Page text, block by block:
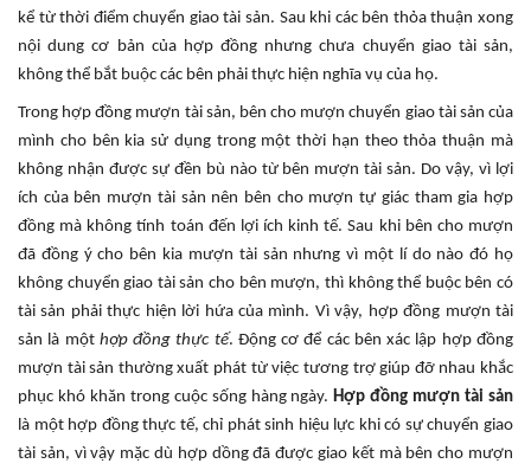
kể từ thời điểm chuyển giao tài sản. Sau khi các bên thỏa thuận xong
nội dung cơ bản của hợp đồng nhưng chưa chuyển giao tài sản,
không thể bắt buộc các bên phải thực hiện nghĩa vụ của họ.
Trong hợp đồng mượn tài sản, bên cho mượn chuyển giao tài sản của
mình cho bên kia sử dụng trong một thời hạn theo thỏa thuận mà
không nhận được sự đền bù nào từ bên mượn tài sản. Do vậy, vì lợi
ích của bên mượn tài sản nên bên cho mượn tự giác tham gia hợp
đồng mà không tính toán đến lợi ích kinh tế. Sau khi bên cho mượn
đã đồng ý cho bên kia mượn tài sản nhưng vì một lí do nào đó họ
không chuyển giao tài sản cho bên mượn, thì không thể buộc bên có
tài sản phải thực hiện lời hứa của mình. Vì vậy, hợp đồng mượn tài
sản là một hợp đồng thực tế. Động cơ để các bên xác lập hợp đồng
mượn tài sản thường xuất phát từ việc tương trợ giúp đỡ nhau khắc
phục khó khăn trong cuộc sống hàng ngày. Hợp đồng mượn tài sản
là một hợp đồng thực tế, chỉ phát sinh hiệu lực khi có sự chuyển giao
tài sản, vì vậy mặc dù hợp dồng đã được giao kết mà bên cho mượn